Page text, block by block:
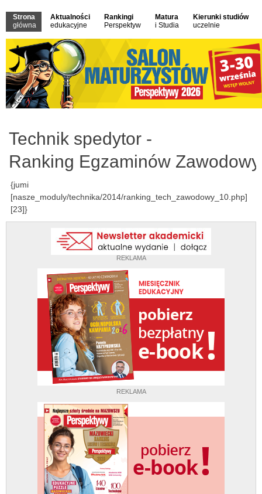
Strona
główna
Aktualności
edukacyjne
Rankingi
Perspektyw
Matura
i Studia
Kierunki studiów
uczelnie
REKLAMA
REKLAMA
Technik spedytor -
Ranking Egzaminów
{jumi
[nasze_moduly/technika/2014/ranking_tech_zawodowy_10.php]
[23]}